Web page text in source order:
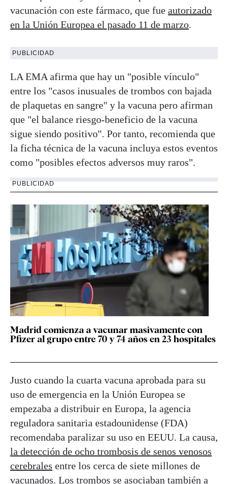
vacunación con este fármaco, que fue autorizado
en la Unión Europea el pasado 11 de marzo.
PUBLICIDAD
LA EMA afirma que hay un "posible vínculo"
entre los "casos inusuales de trombos con bajada
de plaquetas en sangre" y la vacuna pero afirman
que "el balance riesgo-beneficio de la vacuna
sigue siendo positivo". Por tanto, recomienda que
la ficha técnica de la vacuna incluya estos eventos
como "posibles efectos adversos muy raros".
PUBLICIDAD
Madrid comienza a vacunar masivamente con
Pfizer al grupo entre 70 y 74 años en 23 hospitales
Justo cuando la cuarta vacuna aprobada para su
uso de emergencia en la Unión Europea se
empezaba a distribuir en Europa, la agencia
reguladora sanitaria estadounidense (FDA)
recomendaba paralizar su uso en EEUU. La causa,
la detección de ocho trombosis de senos venosos
cerebrales entre los cerca de siete millones de
vacunados. Los trombos se asociaban también a